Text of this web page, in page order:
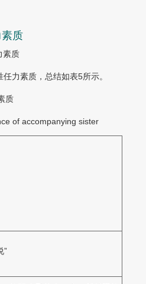
质
素质
力素质，总结如表5所示。
质
of accompanying sister
”